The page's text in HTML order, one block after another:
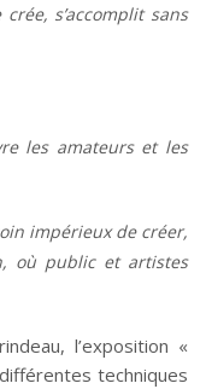
s’accomplit sans
les amateurs et les
impérieux de créer,
où public et artistes
l’exposition «
techniques